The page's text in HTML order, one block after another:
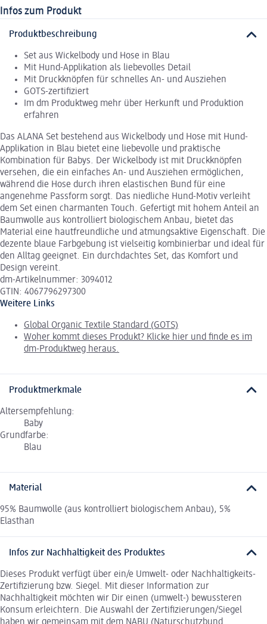
Infos zum Produkt
Produktbeschreibung
Set aus Wickelbody und Hose in Blau
Mit Hund-Applikation als liebevolles Detail
Mit Druckknöpfen für schnelles An- und Ausziehen
GOTS-zertifiziert
Im dm Produktweg mehr über Herkunft und Produktion
erfahren
Das ALANA Set bestehend aus Wickelbody und Hose mit Hund-
Applikation in Blau bietet eine liebevolle und praktische
Kombination für Babys. Der Wickelbody ist mit Druckknöpfen
versehen, die ein einfaches An- und Ausziehen ermöglichen,
während die Hose durch ihren elastischen Bund für eine
angenehme Passform sorgt. Das niedliche Hund-Motiv verleiht
dem Set einen charmanten Touch. Gefertigt mit hohem Anteil an
Baumwolle aus kontrolliert biologischem Anbau, bietet das
Material eine hautfreundliche und atmungsaktive Eigenschaft. Die
dezente blaue Farbgebung ist vielseitig kombinierbar und ideal für
den Alltag geeignet. Ein durchdachtes Set, das Komfort und
Design vereint.
dm-Artikelnummer: 3094012
GTIN: 4067796297300
Weitere Links
Global Organic Textile Standard (GOTS)
Woher kommt dieses Produkt? Klicke hier und finde es im
dm-Produktweg heraus.
Produktmerkmale
Altersempfehlung:
Baby
Grundfarbe:
Blau
Material
95% Baumwolle (aus kontrolliert biologischem Anbau), 5%
Elasthan
Infos zur Nachhaltigkeit des Produktes
Dieses Produkt verfügt über ein/e Umwelt- oder Nachhaltigkeits-
Zertifizierung bzw. Siegel. Mit dieser Information zur
Nachhaltigkeit möchten wir Dir einen (umwelt-) bewussteren
Konsum erleichtern. Die Auswahl der Zertifizierungen/Siegel